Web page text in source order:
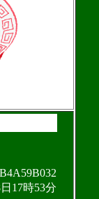
17時53分